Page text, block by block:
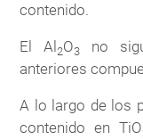
contenido.
El Al2O3
no
anteriores
A lo largo de los
contenido en TiO